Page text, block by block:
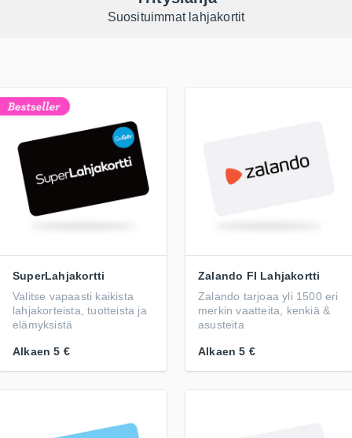
Suosituimmat lahjakortit
SuperLahjakortti
Valitse vapaasti kaikista
lahjakorteista, tuotteista ja
elämyksistä
Alkaen 5 €
Zalando FI Lahjakortti
Zalando tarjoaa yli 1500 eri
merkin vaatteita, kenkiä &
asusteita
Alkaen 5 €